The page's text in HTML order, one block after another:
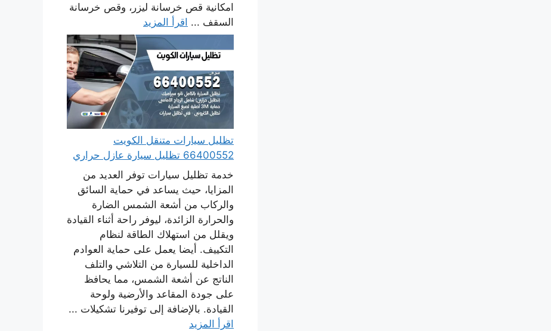
امكانية قص خرسانة ليزر، وقص خرسانة
السقف ... اقرأ المزيد
تظليل سيارات متنقل الكويت
66400552 تظليل سيارة عازل حراري
خدمة تظليل سيارات توفر العديد من
المزايا، حيث يساعد في حماية السائق
والركاب من أشعة الشمس الضارة
والحرارة الزائدة، ليوفر راحة أثناء القيادة
ويقلل من استهلاك الطاقة لنظام
التكييف. أيضا يعمل على حماية العوادم
الداخلية للسيارة من التلاشي والتلف
الناتج عن أشعة الشمس، مما يحافظ
على جودة المقاعد والأرضية ولوحة
القيادة. بالإضافة إلى توفيرنا تشكيلات ...
اقرأ المزيد